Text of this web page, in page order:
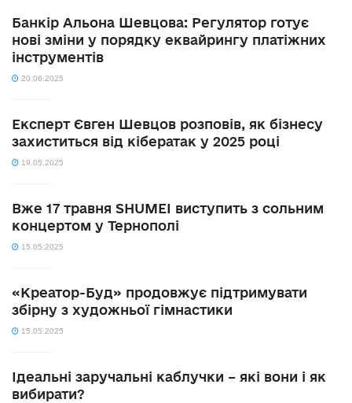
Банкір Альона Шевцова: Регулятор готує
нові зміни у порядку еквайрингу платіжних
інструментів
20.06.2025
Експерт Євген Шевцов розповів, як бізнесу
захиститься від кібератак у 2025 році
19.05.2025
Вже 17 травня SHUMEI виступить з сольним
концертом у Тернополі
15.05.2025
«Креатор-Буд» продовжує підтримувати
збірну з художньої гімнастики
15.05.2025
Ідеальні заручальні каблучки – які вони і як
вибирати?